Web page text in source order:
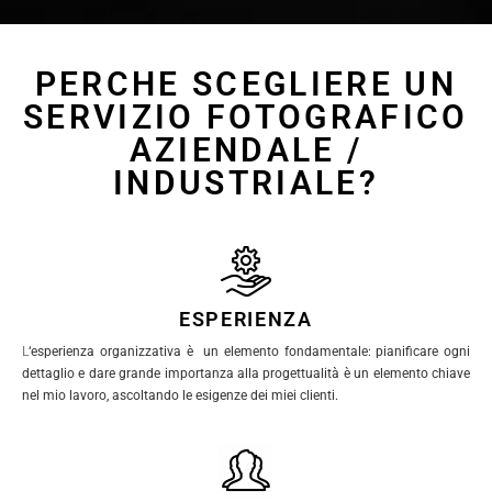
PERCHE SCEGLIERE UN
SERVIZIO FOTOGRAFICO
AZIENDALE /
INDUSTRIALE?
ESPERIENZA
L‘esperienza organizzativa è un elemento fondamentale: pianificare ogni
dettaglio e dare grande importanza alla progettualità è un elemento chiave
nel mio lavoro, ascoltando le esigenze dei miei clienti.